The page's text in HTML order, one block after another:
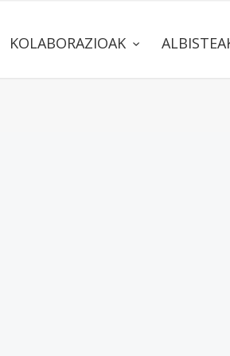
KOLABORAZIOAK